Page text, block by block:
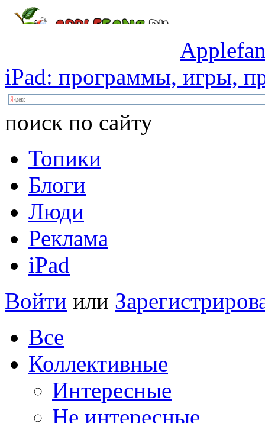
iPad: программы, игры,
поиск по сайту
Топики
Блоги
Люди
Реклама
iPad
Войти или
Все
Коллективные
Интересные
Не интересные